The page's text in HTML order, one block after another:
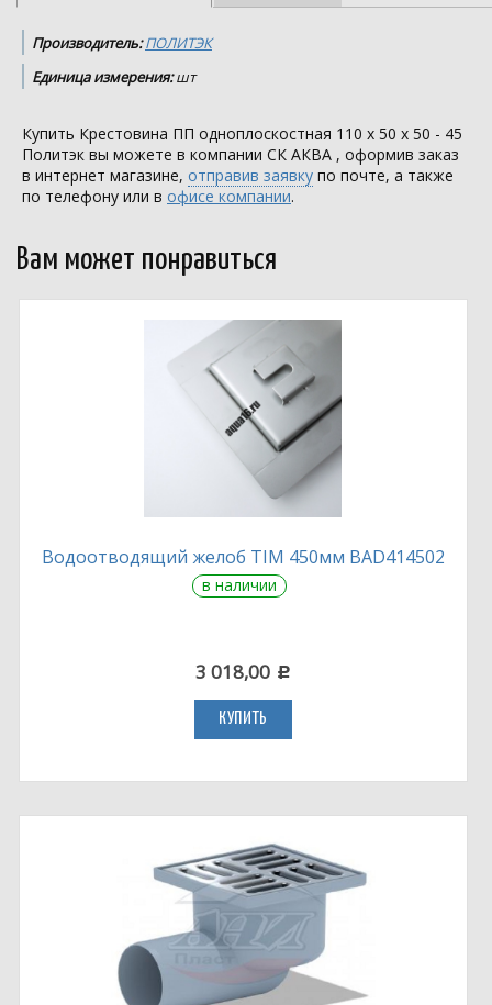
Производитель:ПОЛИТЭК
Единица измерения:шт
Купить Крестовина ПП одноплоскостная 110 х 50 х 50 - 45
Политэк вы можете в компании СК АКВА , оформив заказ
в интернет магазине, отправив заявку по почте, а также
по телефону или в офисе компании.
Вам может понравиться
Водоотводящий желоб TIM 450мм BAD414502
в наличии
3 018,00 c
КУПИТЬ